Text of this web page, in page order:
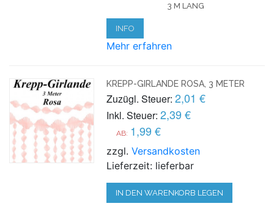
3 M LANG
INFO
Mehr erfahren
KREPP-GIRLANDE ROSA, 3 METER
Zuzügl. Steuer: 2,01 €
Inkl. Steuer: 2,39 €
AB: 1,99 €
zzgl.Versandkosten
Lieferzeit: lieferbar
IN DEN WARENKORB LEGEN